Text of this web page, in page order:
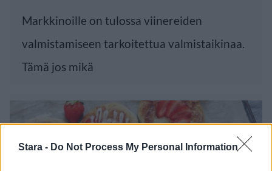
Stara - Do Not Process My Personal Information
Markkinoille on tulossa viinereiden
valmistamiseen tarkoitettua valmistaikinaa.
Tämä jos mikä